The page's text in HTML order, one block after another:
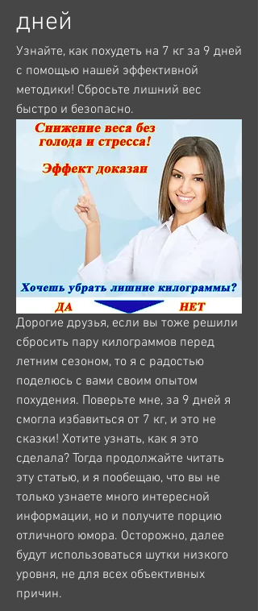
дней
Узнайте, как похудеть на 7 кг за 9 дней
с помощью нашей эффективной
методики! Сбросьте лишний вес
быстро и безопасно.
Дорогие друзья, если вы тоже решили
сбросить пару килограммов перед
летним сезоном, то я с радостью
поделюсь с вами своим опытом
похудения. Поверьте мне, за 9 дней я
смогла избавиться от 7 кг, и это не
сказки! Хотите узнать, как я это
сделала? Тогда продолжайте читать
эту статью, и я пообещаю, что вы не
только узнаете много интересной
информации, но и получите порцию
отличного юмора. Осторожно, далее
будут использоваться шутки низкого
уровня, не для всех объективных
причин.